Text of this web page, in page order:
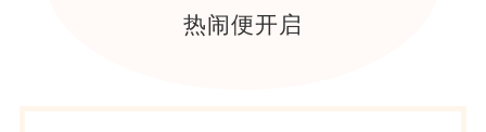
热闹便开启